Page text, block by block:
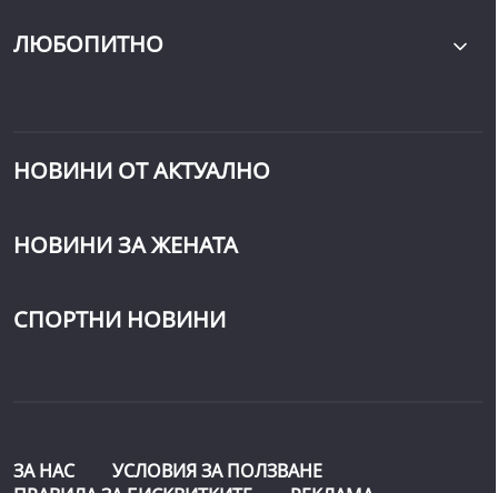
ЛЮБОПИТНО
НОВИНИ ОТ АКТУАЛНО
НОВИНИ ЗА ЖЕНАТА
СПОРТНИ НОВИНИ
ЗА НАС
УСЛОВИЯ ЗА ПОЛЗВАНЕ